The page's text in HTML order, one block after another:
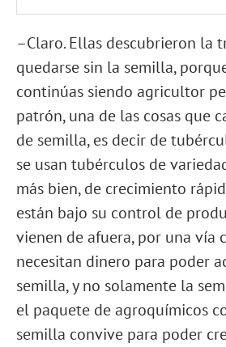
–Claro. Ellas descubrieron la
quedarse sin la semilla,
continúas siendo agricultor
patrón, una de las cosas que
de semilla, es decir de
se usan tubérculos de
más bien, de crecimiento
están bajo su control de
vienen de afuera, por una vía
necesitan dinero para poder
semilla, y no solamente la
el paquete de agroquímicos
semilla convive para poder